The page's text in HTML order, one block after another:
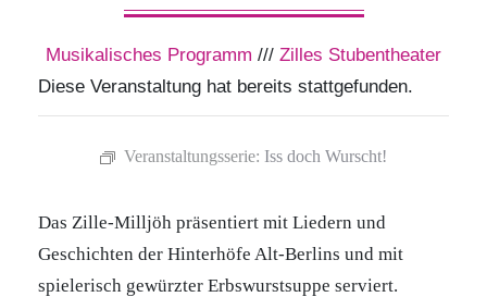
Musikalisches Programm /// Zilles Stubentheater
Diese Veranstaltung hat bereits stattgefunden.
Veranstaltungsserie: Iss doch Wurscht!
Das Zille-Milljöh präsentiert mit Liedern und
Geschichten der Hinterhöfe Alt-Berlins und mit
spielerisch gewürzter Erbswurstsuppe serviert.